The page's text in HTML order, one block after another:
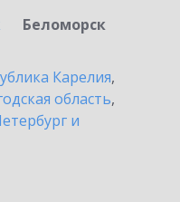
Беломорск
Карелия,
область,
и